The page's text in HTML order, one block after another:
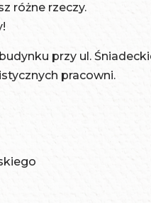
różne rzeczy.
przy ul.
pracowni.